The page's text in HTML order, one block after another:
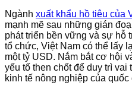
Ngành xuất khẩu hồ tiêu của
mạnh mẽ sau những gián
phát triển bền vững và sự hỗ
tổ chức, Việt Nam có thể lấy
một tỷ USD. Nắm bắt cơ hội
yếu tố then chốt để duy trì vai
kinh tế nông nghiệp của quốc